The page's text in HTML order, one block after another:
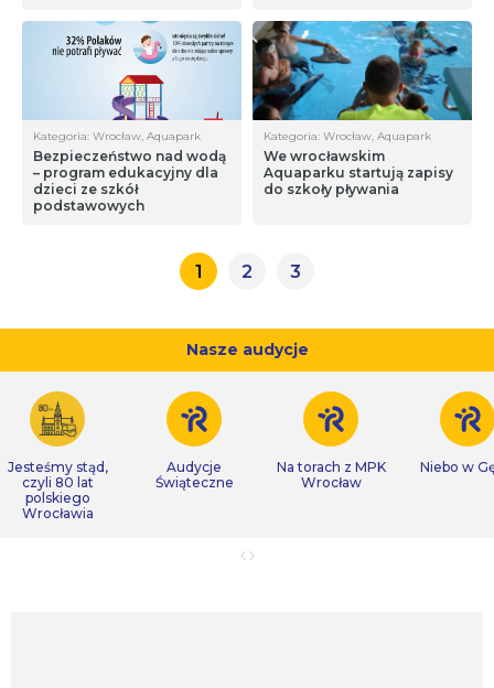
Kategoria: Wrocław, Aquapark
Bezpieczeństwo nad wodą
– program edukacyjny dla
dzieci ze szkół
podstawowych
Kategoria: Wrocław, Aquapark
We wrocławskim
Aquaparku startują zapisy
do szkoły pływania
1 2 3
Nasze audycje
Jesteśmy stąd,
czyli 80 lat
polskiego
Wrocławia
Audycje
Świąteczne
Na torach z MPK
Wrocław
Niebo w